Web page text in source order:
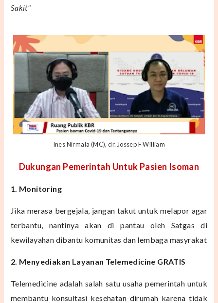
Sakit"
Ines Nirmala (MC), dr. Jossep F William
Dukungan Pemerintah Untuk Pasien Isoman
1. Monitoring
Jika merasa bergejala, jangan takut untuk melapor agar
terbantu, nantinya akan di pantau oleh Satgas di
kewilayahan dibantu komunitas dan lembaga masyrakat
2. Menyediakan Layanan Telemedicine GRATIS
Telemedicine adalah salah satu usaha pemerintah untuk
membantu konsultasi kesehatan dirumah karena tidak